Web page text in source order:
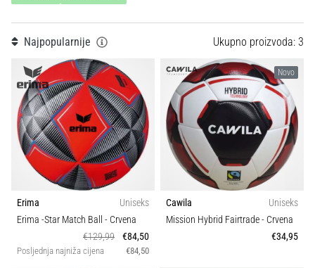
opreme
1. 7. 2025
1 min. čitanja
Play
for
More
Victories
Pripremi
se
ženski
Tip lopte
Kolekcija
Sport
Najpopularnije Ukupno proizvoda: 3
Erima
Uniseks
Erima -Star Match Ball - Crvena
€129,99
€84,50
Posljednja najniža cijena €84,50
Novo
Cawila
Uniseks
Mission Hybrid Fairtrade- Crvena
€34,95